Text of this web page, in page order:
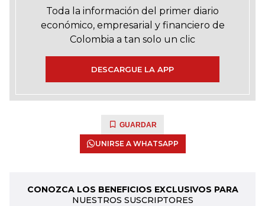
Toda la información del primer diario
económico, empresarial y financiero de
Colombia a tan solo un clic
DESCARGUE LA APP
GUARDAR
UNIRSE A WHATSAPP
CONOZCA LOS BENEFICIOS EXCLUSIVOS PARA
NUESTROS SUSCRIPTORES